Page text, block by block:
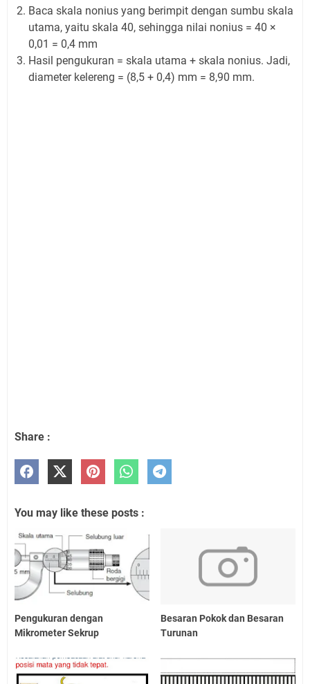
Baca skala nonius yang berimpit dengan sumbu skala
utama, yaitu skala 40, sehingga nilai nonius = 40 ×
0,01 = 0,4 mm
Hasil pengukuran = skala utama + skala nonius. Jadi,
diameter kelereng = (8,5 + 0,4) mm = 8,90 mm.
Share :
You may like these posts :
Pengukuran dengan
Mikrometer Sekrup
Besaran Pokok dan Besaran
Turunan